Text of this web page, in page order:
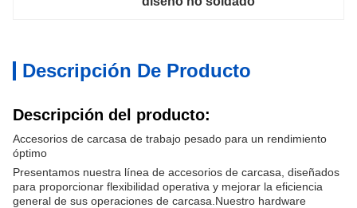
Descripción De Producto
Descripción del producto:
Accesorios de carcasa de trabajo pesado para un rendimiento
óptimo
Presentamos nuestra línea de accesorios de carcasa, diseñados
para proporcionar flexibilidad operativa y mejorar la eficiencia
general de sus operaciones de carcasa.Nuestro hardware